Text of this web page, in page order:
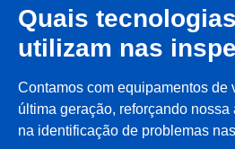
Quais
utilizam nas
Contamos com equipamentos de
última geração, reforçando
na identificação de problemas